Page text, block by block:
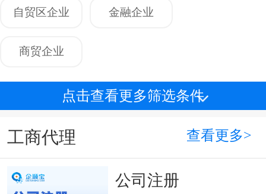
自贸区企业 金融企业
商贸企业
点击查看更多筛选条件
工商代理 查看更多>
公司注册